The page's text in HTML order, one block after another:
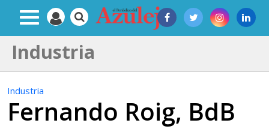
Industria
Industria
Fernando Roig, BdB